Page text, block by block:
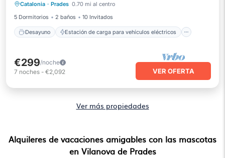
Catalonia · Prades 0.70 mi al centro
5 Dormitorios
2 baños 10 Invitados
Desayuno Estación de carga para vehículos eléctricos
Aparcamiento
Piscina
€299/noche
7 noches - €2,092 VER OFERTA
Ver más propiedades
Alquileres de vacaciones amigables con las mascotas
en Vilanova de Prades